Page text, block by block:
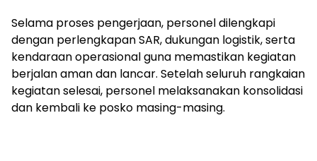
Selama proses pengerjaan, personel dilengkapi
dengan perlengkapan SAR, dukungan logistik, serta
kendaraan operasional guna memastikan kegiatan
berjalan aman dan lancar. Setelah seluruh rangkaian
kegiatan selesai, personel melaksanakan konsolidasi
dan kembali ke posko masing-masing.